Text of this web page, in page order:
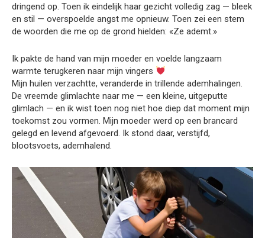
dringend op. Toen ik eindelijk haar gezicht volledig zag — bleek
en stil — overspoelde angst me opnieuw. Toen zei een stem
de woorden die me op de grond hielden: «Ze ademt.»
Ik pakte de hand van mijn moeder en voelde langzaam
warmte terugkeren naar mijn vingers
Mijn huilen verzachtte, veranderde in trillende ademhalingen.
De vreemde glimlachte naar me — een kleine, uitgeputte
glimlach — en ik wist toen nog niet hoe diep dat moment mijn
toekomst zou vormen. Mijn moeder werd op een brancard
gelegd en levend afgevoerd. Ik stond daar, verstijfd,
blootsvoets, ademhalend.